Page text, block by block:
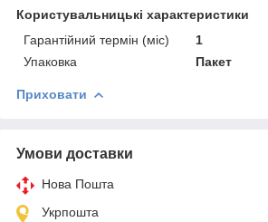
Користувальницькі характеристики
Гарантійний термін (міс)
1
Упаковка
Пакет
Приховати
Умови доставки
Нова Пошта
Укрпошта